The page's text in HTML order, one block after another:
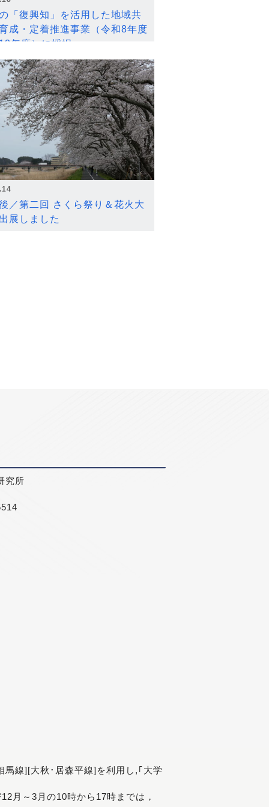
「復興知」を活用した地域共
成・定着推進事業（令和8年度
年度）に採択
／第二回 さくら祭り＆花火大
展しました
究所
線][大秋･居森平線]を利用し,｢大学
月～3月の10時から17時までは，